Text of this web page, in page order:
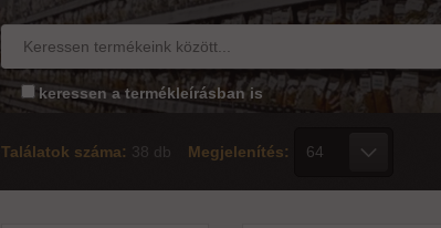
keressen a termékleírásban is
Találatok száma: 38 db Megjelenítés: